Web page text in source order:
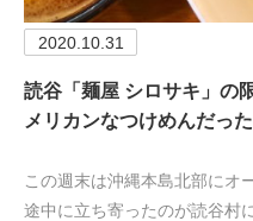
2020.10.31
読谷「麺屋 シロサキ」の
メリカンなつけめんだった
この週末は沖縄本島北部にオ
途中に立ち寄ったのが読谷村